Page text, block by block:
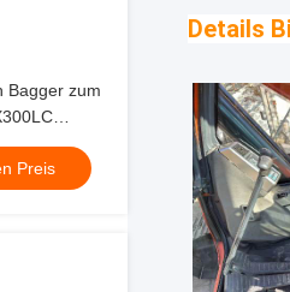
Bagger zum
Preis
Details